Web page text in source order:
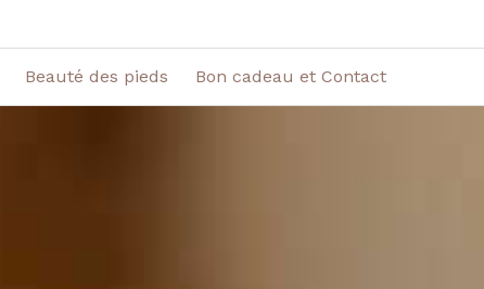
Beauté des pieds Bon cadeau et Contact